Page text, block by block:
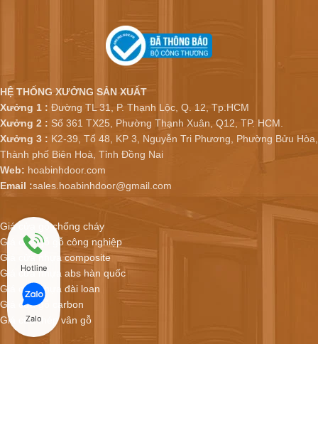
HỆ THỐNG XƯỞNG SẢN XUẤT
Xưởng 1 : Đường TL 31, P. Thạnh Lộc, Q. 12, Tp.HCM
Xưởng 2 : Số 361 TX25, Phường Thạnh Xuân, Q12, TP. HCM.
Xưởng 3 : K2-39, Tổ 48, KP 3, Nguyễn Tri Phương, Phường Bửu Hòa,
Thành phố Biên Hoà, Tỉnh Đồng Nai
Web: hoabinhdoor.com
Email :sales.hoabinhdoor@gmail.com
Giá cửa gỗ chống cháy
Giá cửa gỗ gỗ công nghiệp
Giá cửa nhựa composite
Giá cửa nhựa abs hàn quốc
Giá cửa nhựa đài loan
Giá cửa gỗ carbon
Giá cửa thép vân gỗ
Hotline
Zalo